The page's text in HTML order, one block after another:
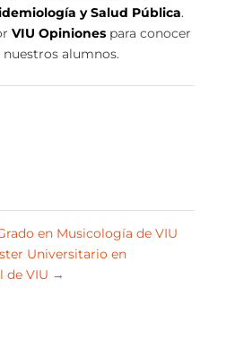
y Salud Pública.
VIU Opiniones para conocer
nuestros alumnos.
en Musicología de VIU
Universitario en
de VIU →